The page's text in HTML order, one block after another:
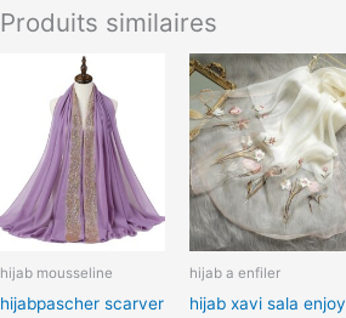
Produits similaires
hijab mousseline
hijabpascher scarver
produit
plusieurs
variations.
Les
options
peuvent
être
choisies
hijab a enfiler
hijab xavi sala enjoy